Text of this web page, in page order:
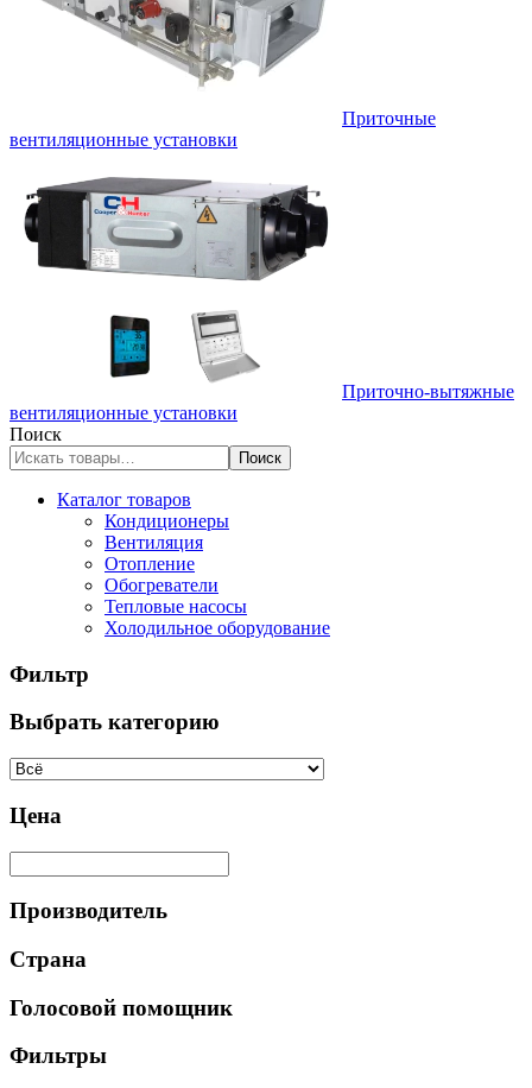
Приточные
вентиляционные установки
Приточно-вытяжные
вентиляционные установки
Поиск
Поиск
Каталог товаров
Кондиционеры
Вентиляция
Отопление
Обогреватели
Тепловые насосы
Холодильное оборудование
Фильтр
Выбрать категорию
Цена
Производитель
Страна
Голосовой помощник
Фильтры